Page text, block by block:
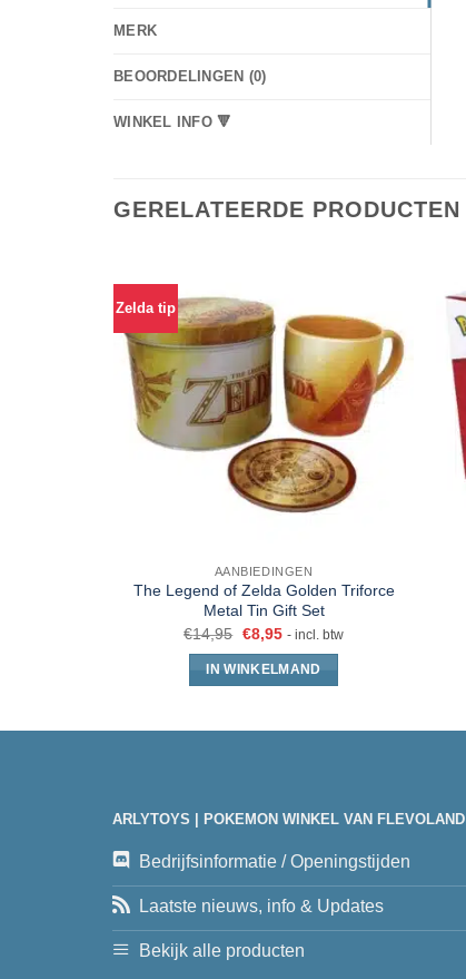
MERK
BEOORDELINGEN (0)
WINKEL INFO 🔻
GERELATEERDE PRODUCTEN
Zelda tip
AANBIEDINGEN
The Legend of Zelda Golden Triforce
Metal Tin Gift Set
€14,95 €8,95 - incl. btw
IN WINKELMAND
ARLYTOYS | POKEMON WINKEL VAN FLEVOLAND
Bedrijfsinformatie / Openingstijden
Laatste nieuws, info & Updates
Bekijk alle producten